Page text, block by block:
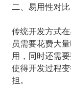
二、易用性对比
传统开发方式
员需要花费大
用，同时还需
使得开发过程
担。